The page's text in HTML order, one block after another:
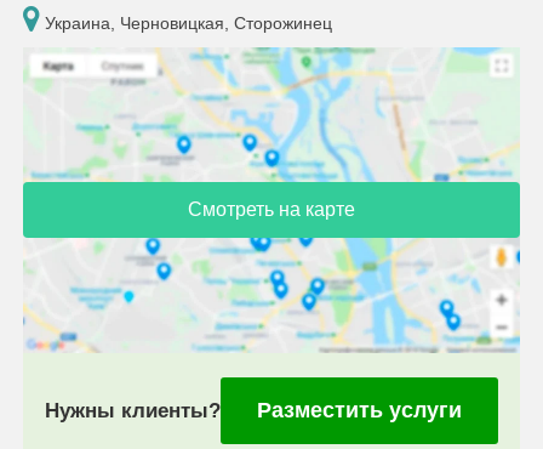
Украина, Черновицкая, Сторожинец
Смотреть на карте
Нужны клиенты? Разместить услуги